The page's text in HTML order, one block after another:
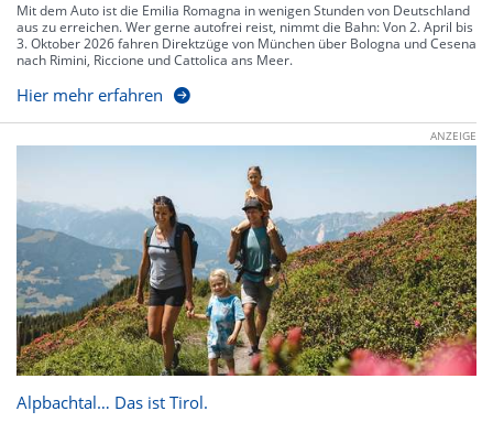
Mit dem Auto ist die Emilia Romagna in wenigen Stunden von Deutschland
aus zu erreichen. Wer gerne autofrei reist, nimmt die Bahn: Von 2. April bis
3. Oktober 2026 fahren Direktzüge von München über Bologna und Cesena
nach Rimini, Riccione und Cattolica ans Meer.
Hier mehr erfahren
ANZEIGE
Alpbachtal… Das ist Tirol.